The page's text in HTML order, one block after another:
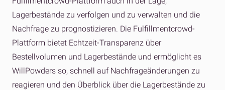
Lagerbestände zu verfolgen und zu verwalten und die
Nachfrage zu prognostizieren. Die Fulfillmentcrowd-
Plattform bietet Echtzeit-Transparenz über
Bestellvolumen und Lagerbestände und ermöglicht es
WillPowders so, schnell auf Nachfrageänderungen zu
reagieren und den Überblick über die Lagerbestände zu